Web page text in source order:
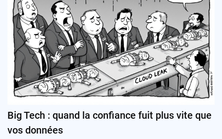
Big Tech : quand la confiance fuit plus vite que
vos données